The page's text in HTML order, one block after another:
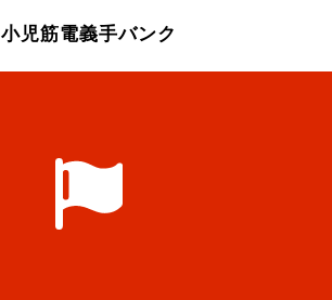
小児筋電義手バンク